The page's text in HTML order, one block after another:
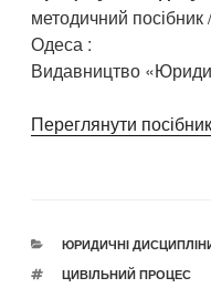
методичний
Одеса :
Видавництво
Переглянути посібник
КАТЕГОРІЇ
ЮРИДИЧНІ
ПОЗНАЧКИ
ЦИВІЛЬНИЙ ПРОЦЕС